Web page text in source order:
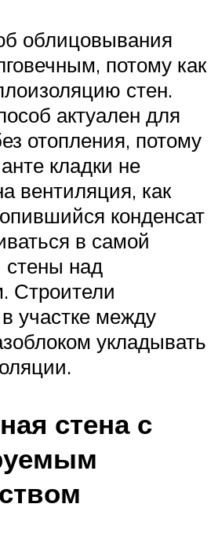
облицовывания
потому как
стен.
актуален для
отопления, потому
кладки не
вентиляция, как
конденсат
в самой
стены над
Строители
участке между
укладывать
стена с